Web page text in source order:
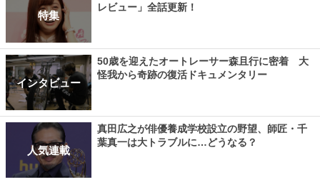
特集
レビュー」全話更新！
インタビュー
50歳を迎えたオートレーサー森且行に密着 大
怪我から奇跡の復活ドキュメンタリー
人気連載
真田広之が俳優養成学校設立の野望、師匠・千
葉真一は大トラブルに…どうなる？